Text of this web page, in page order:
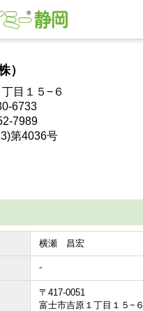
う)
から探す(借りる)
から探す(買う)
）
目１５−６
6733
7989
第4036号
横瀬 昌宏
-
〒417-0051
富士市吉原１丁目１５−６